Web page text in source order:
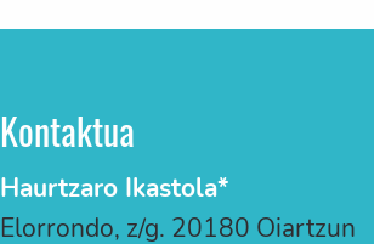
Kontaktua
Haurtzaro Ikastola*
Elorrondo, z/g. 20180 Oiartzun